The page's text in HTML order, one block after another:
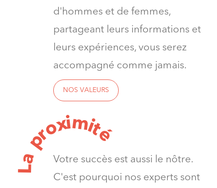
d'hommes et de femmes,
partageant leurs informations et
leurs expériences, vous serez
accompagné comme jamais.
NOS VALEURS
L
a
p
r
ox
imi
t
é
Votre succès est aussi le nôtre.
C'est pourquoi nos experts sont